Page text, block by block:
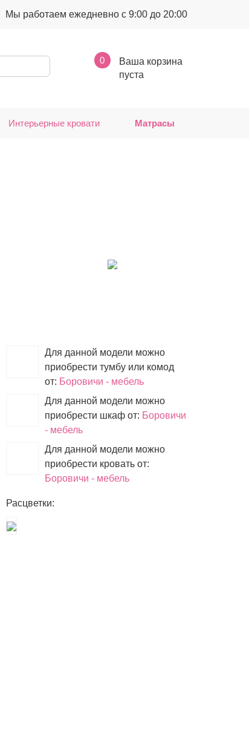
Мы работаем ежедневно с 9:00 до 20:00
0
Ваша корзина
пуста
Интерьерные кровати Матрасы
Для данной модели можно
приобрести тумбу или комод
от: Боровичи - мебель
Для данной модели можно
приобрести шкаф от: Боровичи
- мебель
Для данной модели можно
приобрести кровать от:
Боровичи - мебель
Расцветки: